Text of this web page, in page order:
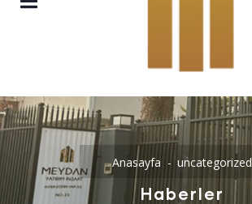
Anasayfa uncategorized
Haberler